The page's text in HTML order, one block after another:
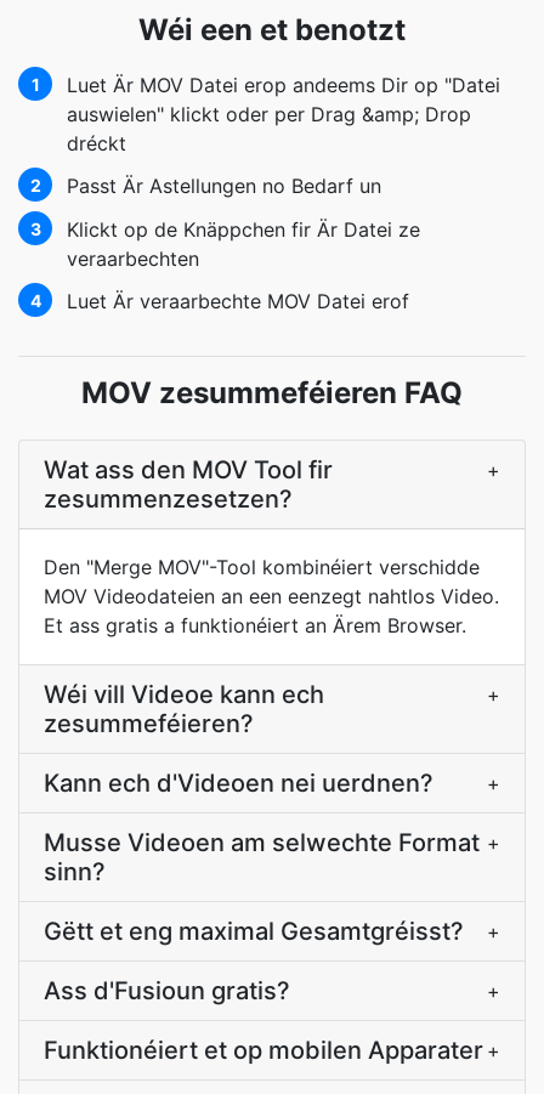
Wéi een et benotzt
1
Luet Är MOV Datei erop andeems Dir op "Datei
auswielen" klickt oder per Drag &amp; Drop
dréckt
2 Passt Är Astellungen no Bedarf un
3
Klickt op de Knäppchen fir Är Datei ze
veraarbechten
4 Luet Är veraarbechte MOV Datei erof
MOV zesummeféieren FAQ
Wat ass den MOV Tool fir
zesummenzesetzen?
+
Den "Merge MOV"-Tool kombinéiert verschidde
MOV Videodateien an een eenzegt nahtlos Video.
Et ass gratis a funktionéiert an Ärem Browser.
Wéi vill Videoe kann ech
zesummeféieren?
+
Kann ech d'Videoen nei uerdnen? +
Musse Videoen am selwechte Format
sinn?
+
Gëtt et eng maximal Gesamtgréisst? +
Ass d'Fusioun gratis? +
Funktionéiert et op mobilen Apparater +